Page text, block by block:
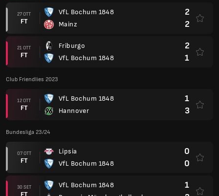
27 OTT
FT
VfL Bochum 1848
Mainz
2
2
21 OTT
FT
Friburgo
VfL Bochum 1848
2
1
Club Friendlies 2023
12 OTT
FT
VfL Bochum 1848
Hannover
1
3
Bundesliga 23/24
07 OTT
FT
Lipsia
VfL Bochum 1848
0
0
30 SET
FT
VfL Bochum 1848
1